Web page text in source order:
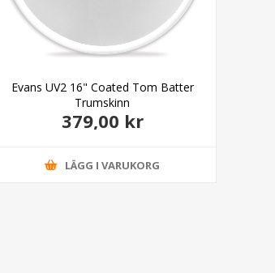
Evans UV2 16" Coated Tom Batter
Trumskinn
379,00 kr
LÄGG I VARUKORG